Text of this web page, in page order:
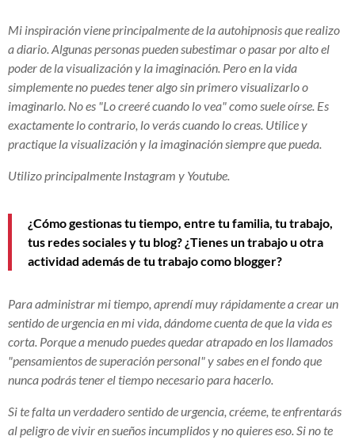
Mi inspiración viene principalmente de la autohipnosis que realizo
a diario. Algunas personas pueden subestimar o pasar por alto el
poder de la visualización y la imaginación. Pero en la vida
simplemente no puedes tener algo sin primero visualizarlo o
imaginarlo. No es "Lo creeré cuando lo vea" como suele oírse. Es
exactamente lo contrario, lo verás cuando lo creas. Utilice y
practique la visualización y la imaginación siempre que pueda.
Utilizo principalmente Instagram y Youtube.
¿Cómo gestionas tu tiempo, entre tu familia, tu trabajo,
tus redes sociales y tu blog? ¿Tienes un trabajo u otra
actividad además de tu trabajo como blogger?
Para administrar mi tiempo, aprendí muy rápidamente a crear un
sentido de urgencia en mi vida, dándome cuenta de que la vida es
corta. Porque a menudo puedes quedar atrapado en los llamados
"pensamientos de superación personal" y sabes en el fondo que
nunca podrás tener el tiempo necesario para hacerlo.
Si te falta un verdadero sentido de urgencia, créeme, te enfrentarás
al peligro de vivir en sueños incumplidos y no quieres eso. Si no te